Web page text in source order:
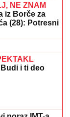
ŽIVITE
OD NAS"
mlađom bio
život iz